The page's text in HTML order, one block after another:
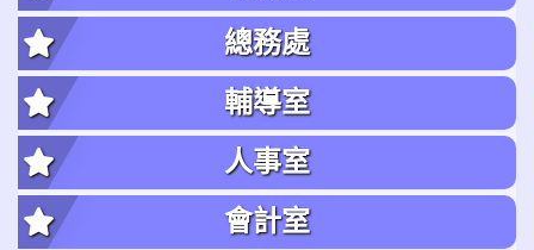
總務處
輔導室
人事室
會計室